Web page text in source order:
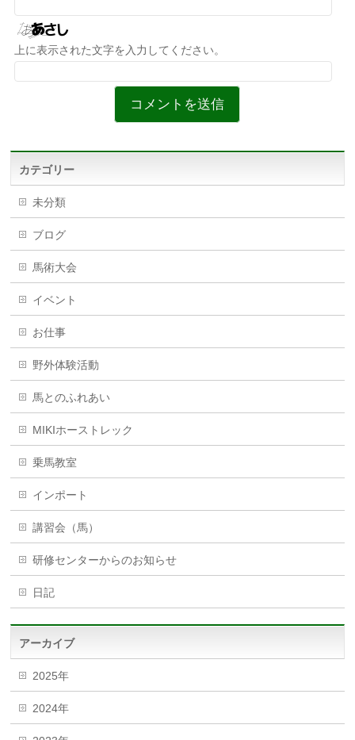
上に表示された文字を入力してください。
カテゴリー
未分類
ブログ
馬術大会
イベント
お仕事
野外体験活動
馬とのふれあい
MIKIホーストレック
乗馬教室
インポート
講習会（馬）
研修センターからのお知らせ
日記
アーカイブ
2025年
2024年